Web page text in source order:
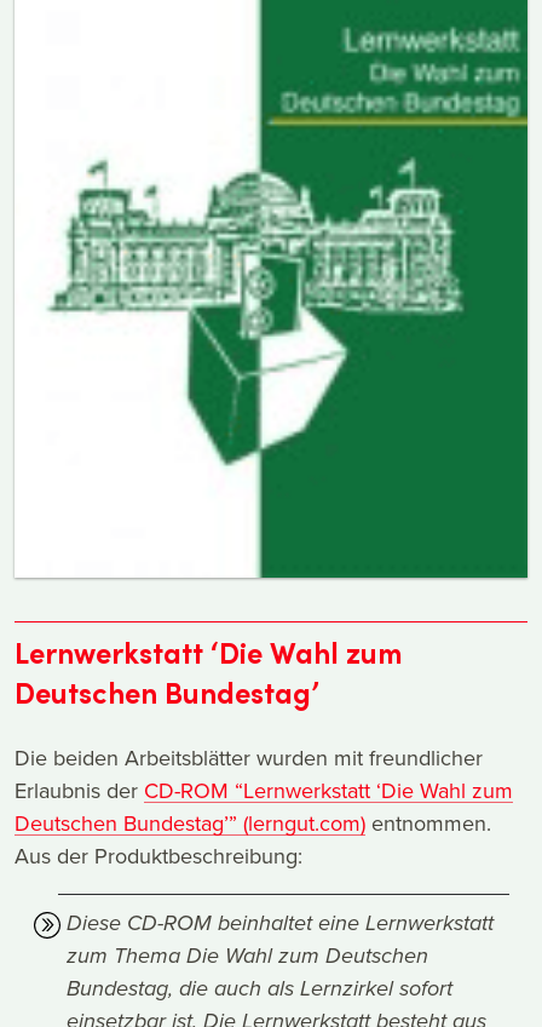
Lernwerkstatt ‘Die Wahl zum
Deutschen Bundestag’
Die beiden Arbeitsblätter wurden mit freundlicher
Erlaubnis der CD-ROM “Lernwerkstatt ‘Die Wahl zum
Deutschen Bundestag’” (lerngut.com) entnommen.
Aus der Produktbeschreibung:
Diese CD-ROM beinhaltet eine Lernwerkstatt
zum Thema Die Wahl zum Deutschen
Bundestag, die auch als Lernzirkel sofort